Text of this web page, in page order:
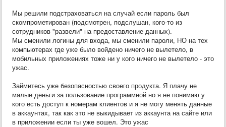
Мы решили подстраховаться на случай если пароль был
скомпрометирован (подсмотрен, подслушан, кого-то из
сотрудников "развели" на предоставление данных).
Мы сменили логины для входа, мы сменили пароли, НО на тех
компьютерах где уже было войдено ничего не вылетело, в
мобильных приложениях тоже ни у кого ничего не вылетело - это
ужас.
Займитесь уже безопасностью своего продукта. Я плачу не
малые деньги за пользование программной но я не понимаю у
кого есть доступ к номерам клиентов и я не могу менять данные
в аккаунтах, так как это не выкидывает из аккаунта на сайте или
в приложении если ты уже вошел. Это ужас